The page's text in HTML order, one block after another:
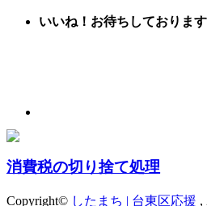
いいね！お待ちしております
消費税の切り捨て処理
Copyright© したまち | 台東区応援 ,